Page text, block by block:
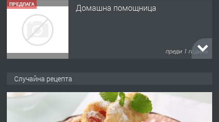
ПРЕДЛАГА Домашна помощница
преди 1 година
преди 2 години
Случайна рецепта